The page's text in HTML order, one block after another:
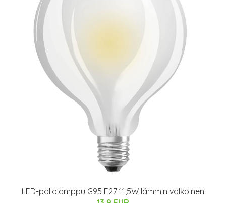
LED-pallolamppu G95 E27 11,5W lämmin valkoinen